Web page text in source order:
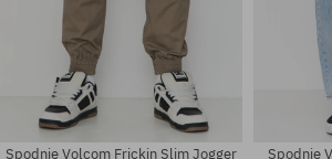
Spodnie Volcom Frickin Slim Jogger Spodnie